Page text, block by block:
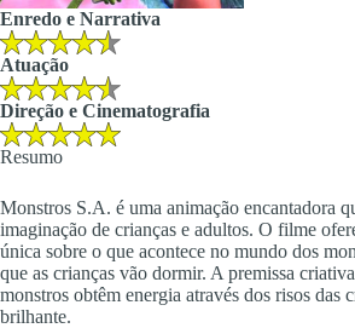
Enredo e Narrativa
Atuação
Direção e Cinematografia
Resumo
Monstros S.A. é uma animação encantadora
imaginação de crianças e adultos. O filme
única sobre o que acontece no mundo dos
que as crianças vão dormir. A premissa
monstros obtêm energia através dos risos das
brilhante.